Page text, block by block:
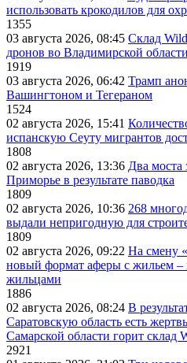
использовать крокодилов для
1355
03 августа 2026, 08:45 Склад
дронов во Владимирской
1919
03 августа 2026, 06:42 Трамп
Вашингтоном и Тегераном
1524
02 августа 2026, 15:41
испанскую Сеуту мигрантов
1808
02 августа 2026, 13:36 Два моста
Приморье в результате паводка
1809
02 августа 2026, 10:36 268
выдали непригодную для
1809
02 августа 2026, 09:22 На смену
новый формат аферы с жильем –
жильцами
1886
02 августа 2026, 08:24 В
Саратовскую область есть
Самарской области горит склад
2921